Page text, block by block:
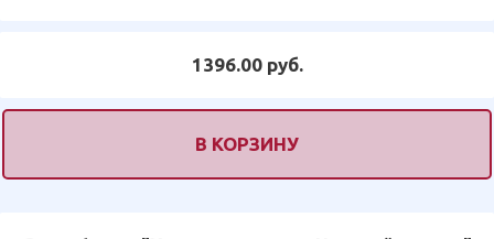
1396.00 руб.
В КОРЗИНУ